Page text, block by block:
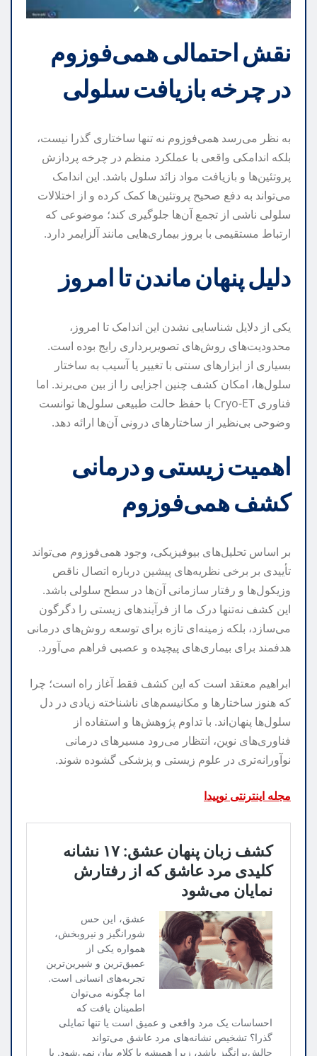
نقش احتمالی همی‌فوزوم
در چرخه بازیافت سلولی
به نظر می‌رسد همی‌فوزوم نه تنها ساختاری گذرا نیست،
بلکه اندامکی واقعی با عملکرد منظم در چرخه پردازش
پروتئین‌ها و بازیافت مواد زائد سلول باشد. این اندامک
می‌تواند به دفع صحیح پروتئین‌ها کمک کرده و از اختلالات
سلولی ناشی از تجمع آن‌ها جلوگیری کند؛ موضوعی که
ارتباط مستقیمی با بروز بیماری‌هایی مانند آلزایمر دارد.
دلیل پنهان ماندن تا امروز
یکی از دلایل شناسایی نشدن این اندامک تا امروز،
محدودیت‌های روش‌های تصویربرداری رایج بوده است.
بسیاری از ابزارهای سنتی با تغییر یا آسیب به ساختار
سلول‌ها، امکان کشف چنین اجزایی را از بین می‌برند. اما
فناوری Cryo-ET با حفظ حالت طبیعی سلول‌ها توانست
وضوحی بی‌نظیر از ساختارهای درونی آن‌ها ارائه دهد.
اهمیت زیستی و درمانی
کشف همی‌فوزوم
بر اساس تحلیل‌های بیوفیزیکی، وجود همی‌فوزوم می‌تواند
تأییدی بر برخی نظریه‌های پیشین درباره اتصال ناقص
وزیکول‌ها و رفتار سازمانی آن‌ها در سطح سلولی باشد.
این کشف نه‌تنها درک ما از فرآیندهای زیستی را دگرگون
می‌سازد، بلکه زمینه‌ای تازه برای توسعه روش‌های درمانی
هدفمند برای بیماری‌های پیچیده و عصبی فراهم می‌آورد.
ابراهیم معتقد است که این کشف فقط آغاز راه است؛ چرا
که هنوز ساختارها و مکانیسم‌های ناشناخته زیادی در دل
سلول‌ها پنهان‌اند. با تداوم پژوهش‌ها و استفاده از
فناوری‌های نوین، انتظار می‌رود مسیرهای درمانی
نوآورانه‌تری در علوم زیستی و پزشکی گشوده شوند.
مجله اینترنتی نوپیدا